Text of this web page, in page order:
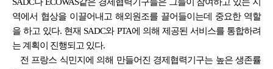
역에서 협상을 이끌어내고 해외원조를 끌어들이는데 중요한 역할
을 하고 있다. 현재 SADC와 PTA에 의해 제공된 서비스를 통합하려
는 계획이 진행되고 있다.
전 프랑스 식민지에 의해 만들어진 경제협력기구는 높은 생존률